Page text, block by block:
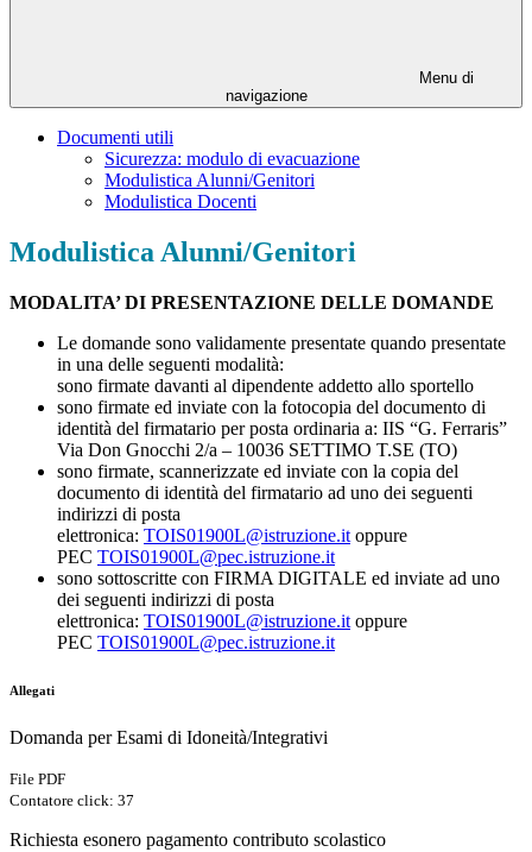
Menu di
navigazione
Documenti utili
Sicurezza: modulo di evacuazione
Modulistica Alunni/Genitori
Modulistica Docenti
Modulistica Alunni/Genitori
MODALITA’ DI PRESENTAZIONE DELLE DOMANDE
Le domande sono validamente presentate quando presentate
in una delle seguenti modalità:
sono firmate davanti al dipendente addetto allo sportello
sono firmate ed inviate con la fotocopia del documento di
identità del firmatario per posta ordinaria a: IIS “G. Ferraris”
Via Don Gnocchi 2/a – 10036 SETTIMO T.SE (TO)
sono firmate, scannerizzate ed inviate con la copia del
documento di identità del firmatario ad uno dei seguenti
indirizzi di posta
elettronica: TOIS01900L@istruzione.it oppure
PEC TOIS01900L@pec.istruzione.it
sono sottoscritte con FIRMA DIGITALE ed inviate ad uno
dei seguenti indirizzi di posta
elettronica: TOIS01900L@istruzione.it oppure
PEC TOIS01900L@pec.istruzione.it
Allegati
Domanda per Esami di Idoneità/Integrativi
File PDF
Contatore click: 37
Richiesta esonero pagamento contributo scolastico